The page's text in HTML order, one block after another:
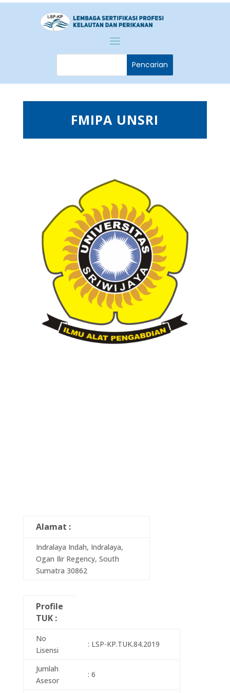
FMIPA UNSRI
Alamat :
Indralaya Indah, Indralaya,
Ogan Ilir Regency, South
Sumatra 30862
Profile
TUK :
No
Lisensi
: LSP-KP.TUK.84.2019
Jumlah
Asesor
: 6